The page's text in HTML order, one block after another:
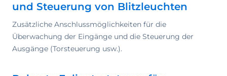
und Steuerung von Blitzleuchten
Zusätzliche Anschlussmöglichkeiten für die
Überwachung der Eingänge und die Steuerung der
Ausgänge (Torsteuerung usw.).